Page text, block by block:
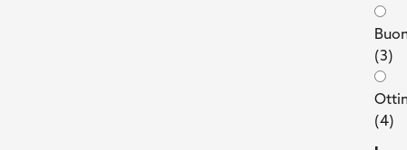
(3)
(4)